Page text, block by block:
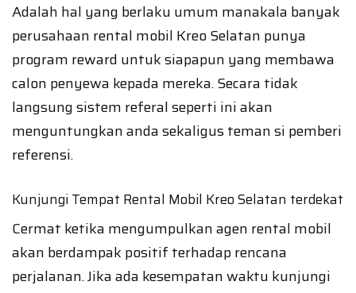
Adalah hal yang berlaku umum manakala banyak
perusahaan rental mobil Kreo Selatan punya
program reward untuk siapapun yang membawa
calon penyewa kepada mereka. Secara tidak
langsung sistem referal seperti ini akan
menguntungkan anda sekaligus teman si pemberi
referensi.
Kunjungi Tempat Rental Mobil Kreo Selatan terdekat
Cermat ketika mengumpulkan agen rental mobil
akan berdampak positif terhadap rencana
perjalanan. Jika ada kesempatan waktu kunjungi